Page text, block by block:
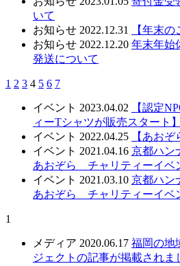
いて
お知らせ 2022.12.31
【年末の
お知らせ 2022.12.20 年末年始
発送について
1 2 3 4 5 6 7
イベント 2023.04.02
【認定
ィーTシャツが販売スタート】
イベント 2022.04.25
【あお
イベント 2021.04.16 京都ハン
あおぞら チャリティーイベ
イベント 2021.03.10 京都ハン
あおぞら チャリティーイベ
1
メディア 2020.06.17 福岡の地
ジェクトの記事が掲載されま